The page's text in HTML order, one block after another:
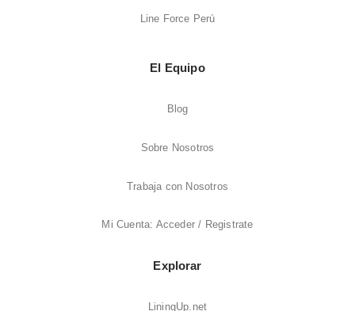
Line Force Perú
El Equipo
Blog
Sobre Nosotros
Trabaja con Nosotros
Mi Cuenta: Acceder / Registrate
Explorar
LiningUp.net